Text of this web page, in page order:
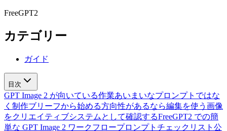
FreeGPT2
カテゴリー
ガイド
目次
GPT Image 2 が向いている作業あいまいなプロンプトではな
く制作ブリーフから始める方向性があるなら編集を使う 画像
をクリエイティブシステムとして確認するFreeGPT2 での簡
単な GPT Image 2 ワークフロープロンプトチェックリスト 公